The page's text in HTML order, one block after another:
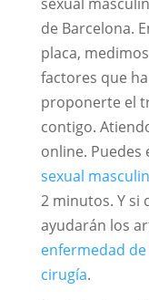
sexual
de Barcelona.
placa,
factores que
proponerte el
contigo.
online. Puedes
sexual
2 minutos. Y si
ayudarán los
enfermedad
cirugía.